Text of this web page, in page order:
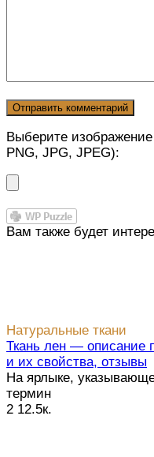
Выберите
PNG, JPG, JPEG):
Вам также будет
Натуральные ткани
Ткань лен — описание
и их свойства, отзывы
На ярлыке,
термин
2 12.5к.